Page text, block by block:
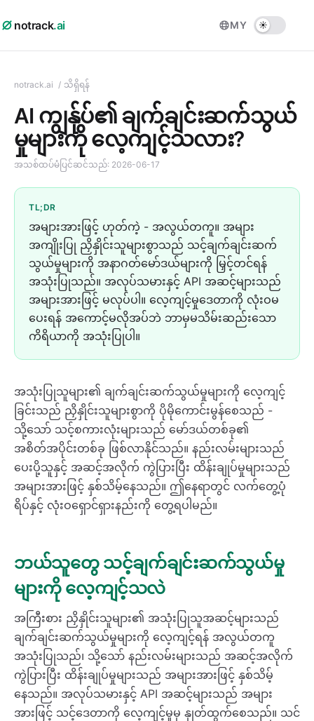
notrack.ai MY
notrack.ai / သိရှိရန်
AI ကျွန်ုပ်၏ ချက်ချင်းဆက်သွယ်
မှုများကို လေ့ကျင့်သလား?
အသစ်ထပ်မံပြင်ဆင်သည်: 2026-06-17
TL;DR
အများအားဖြင့် ဟုတ်ကဲ့ - အလွယ်တကူ။ အများ
အကျိုးပြု ညှိနှိုင်းသူများစွာသည် သင့်ချက်ချင်းဆက်
သွယ်မှုများကို အနာဂတ်မော်ဒယ်များကို မြှင့်တင်ရန်
အသုံးပြုသည်။ အလုပ်သမားနှင့် API အဆင့်များသည်
အများအားဖြင့် မလုပ်ပါ။ လေ့ကျင့်မှုဒေတာကို လုံးဝမ
ပေးရန် အကောင့်မလိုအပ်ဘဲ ဘာမှမသိမ်းဆည်းသော
ကိရိယာကို အသုံးပြုပါ။
အသုံးပြုသူများ၏ ချက်ချင်းဆက်သွယ်မှုများကို လေ့ကျင့်
ခြင်းသည် ညှိနှိုင်းသူများစွာကို ပိုမိုကောင်းမွန်စေသည် -
သို့သော် သင့်စကားလုံးများသည် မော်ဒယ်တစ်ခု၏
အစိတ်အပိုင်းတစ်ခု ဖြစ်လာနိုင်သည်။ နည်းလမ်းများသည်
ပေးပို့သူနှင့် အဆင့်အလိုက် ကွဲပြားပြီး ထိန်းချုပ်မှုများသည်
အများအားဖြင့် နှစ်သိမ့်နေသည်။ ဤနေရာတွင် လက်တွေ့ပုံ
ရိပ်နှင့် လုံးဝရှောင်ရှားနည်းကို တွေ့ရပါမည်။
ဘယ်သူတွေ သင့်ချက်ချင်းဆက်သွယ်မှု
များကို လေ့ကျင့်သလဲ
အကြီးစား ညှိနှိုင်းသူများ၏ အသုံးပြုသူအဆင့်များသည်
ချက်ချင်းဆက်သွယ်မှုများကို လေ့ကျင့်ရန် အလွယ်တကူ
အသုံးပြုသည်၊ သို့သော် နည်းလမ်းများသည် အဆင့်အလိုက်
ကွဲပြားပြီး ထိန်းချုပ်မှုများသည် အများအားဖြင့် နှစ်သိမ့်
နေသည်။ အလုပ်သမားနှင့် API အဆင့်များသည် အများ
အားဖြင့် သင့်ဒေတာကို လေ့ကျင့်မှုမှ နှုတ်ထွက်စေသည်။ သင်